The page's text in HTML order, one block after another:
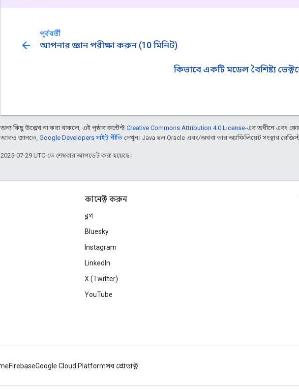
পূর্ববর্তী
arrow_back আপনার জ্ঞান পরীক্ষা করুন (10 মিনিট)
কিভাবে একটি মডেল বৈশিষ্ট্য
অন্য কিছু উল্লেখ না করা থাকলে, এই পৃষ্ঠার কন্টেন্ট Creative Commons Attribution 4.0 License-এর অধীনে এবং
আরও জানতে, Google Developers সাইট নীতি দেখুন। Java হল Oracle এবং/অথবা তার অ্যাফিলিয়েট সংস্থার
2025-07-29 UTC-তে শেষবার আপডেট করা হয়েছে।
কানেক্ট করুন
ব্লগ
Bluesky
Instagram
LinkedIn
X (Twitter)
YouTube
FirebaseGoogle Cloud Platformসব প্রোডাক্ট